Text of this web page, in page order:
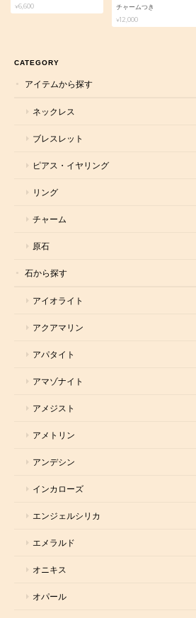
¥6,600
チャームつき
¥12,000
CATEGORY
アイテムから探す
ネックレス
ブレスレット
ピアス・イヤリング
リング
チャーム
原石
石から探す
アイオライト
アクアマリン
アパタイト
アマゾナイト
アメジスト
アメトリン
アンデシン
インカローズ
エンジェルシリカ
エメラルド
オニキス
オパール